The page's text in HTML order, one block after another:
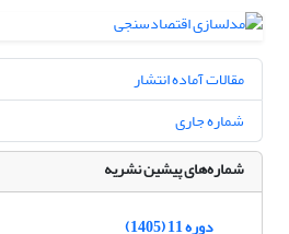
مقالات آماده انتشار
شماره جاری
شماره‌های پیشین نشریه
دوره 11 (1405)